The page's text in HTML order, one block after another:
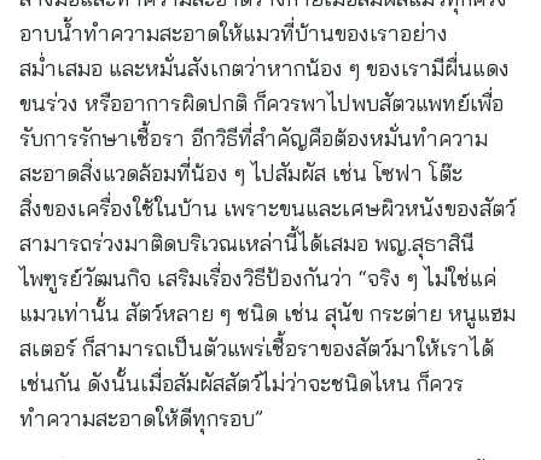
อาบน้ำทำความสะอาดให้แมวที่บ้านของเราอย่าง
สม่ำเสมอ และหมั่นสังเกตว่าหากน้อง ๆ ของเรามีผื่นแดง
ขนร่วง หรืออาการผิดปกติ ก็ควรพาไปพบสัตวแพทย์เพื่อ
รับการรักษาเชื้อรา อีกวิธีที่สำคัญคือต้องหมั่นทําความ
สะอาดสิ่งแวดล้อมที่น้อง ๆ ไปสัมผัส เช่น โซฟา โต๊ะ
สิ่งของเครื่องใช้ในบ้าน เพราะขนและเศษผิวหนังของสัตว์
สามารถร่วงมาติดบริเวณเหล่านี้ได้เสมอ พญ.สุธาสินี
ไพฑูรย์วัฒนกิจ เสริมเรื่องวิธีป้องกันว่า “จริง ๆ ไม่ใช่แค่
แมวเท่านั้น สัตว์หลาย ๆ ชนิด เช่น สุนัข กระต่าย หนูแฮม
สเตอร์ ก็สามารถเป็นตัวแพร่เชื้อราของสัตว์มาให้เราได้
เช่นกัน ดังนั้นเมื่อสัมผัสสัตว์ไม่ว่าจะชนิดไหน ก็ควร
ทำความสะอาดให้ดีทุกรอบ”